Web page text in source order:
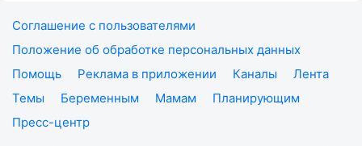
Соглашение с пользователями
Положение об обработке персональных данных
Помощь
Реклама в приложении Каналы
Лента
Темы
Беременным Мамам
Планирующим
Пресс-центр